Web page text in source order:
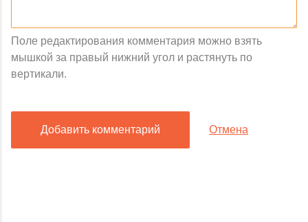
Поле редактирования комментария можно взять
мышкой за правый нижний угол и растянуть по
вертикали.
Добавить комментарий Отмена